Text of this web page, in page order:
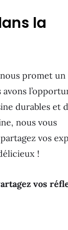
la
promet un
durables et
nous vous
vos
!
vos